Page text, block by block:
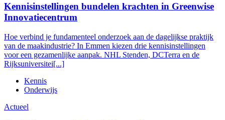
Kennisinstellingen bundelen krachten in Greenwise
Innovatiecentrum
Hoe verbind je fundamenteel onderzoek aan de dagelijkse praktijk
van de maakindustrie? In Emmen kiezen drie kennisinstellingen
voor een gezamenlijke aanpak. NHL Stenden, DCTerra en de
Rijksuniversitei[...]
Kennis
Onderwijs
Actueel